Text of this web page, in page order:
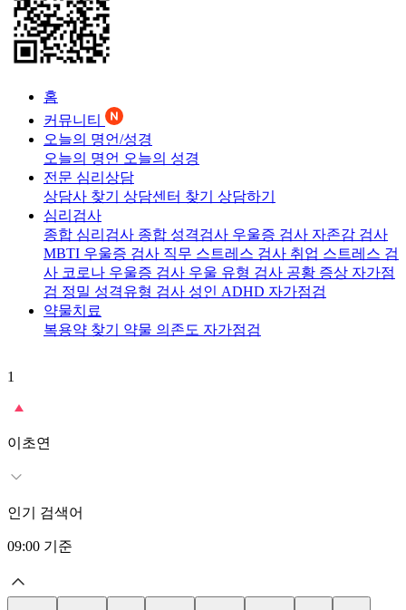
홈
커뮤니티
오늘의 명언/성경
오늘의 명언 오늘의 성경
전문 심리상담
상담사 찾기 상담센터 찾기 상담하기
심리검사
종합 심리검사 종합 성격검사 우울증 검사 자존감 검사
MBTI 우울증 검사 직무 스트레스 검사 취업 스트레스 검
사 코로나 우울증 검사 우울 유형 검사 공황 증상 자가점
검 정밀 성격유형 검사 성인 ADHD 자가점검
약물치료
복용약 찾기 약물 의존도 자가점검
1
이초연
인기 검색어
09:00 기준